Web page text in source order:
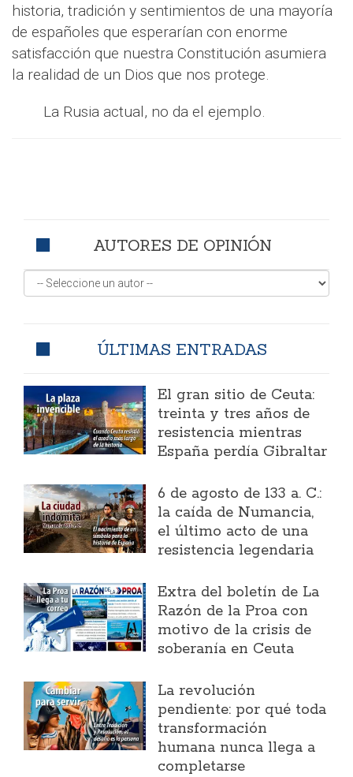
historia, tradición y sentimientos de una mayoría
de españoles que esperarían con enorme
satisfacción que nuestra Constitución asumiera
la realidad de un Dios que nos protege.
La Rusia actual, no da el ejemplo.
AUTORES DE OPINIÓN
ÚLTIMAS ENTRADAS
El gran sitio de Ceuta:
treinta y tres años de
resistencia mientras
España perdía Gibraltar
6 de agosto de 133 a. C.:
la caída de Numancia,
el último acto de una
resistencia legendaria
Extra del boletín de La
Razón de la Proa con
motivo de la crisis de
soberanía en Ceuta
La revolución
pendiente: por qué toda
transformación
humana nunca llega a
completarse